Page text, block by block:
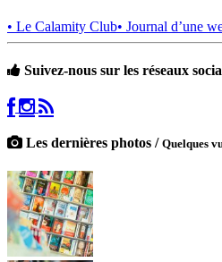
• Le Calamity Club• Journal d’une
Suivez-nous sur les réseaux
Les dernières photos / Quelques